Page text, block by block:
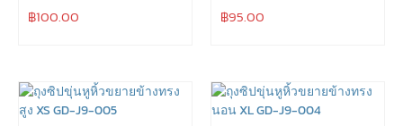
฿100.00 ฿95.00